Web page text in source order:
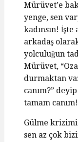
Mürüvet’e
yenge, sen
kadınsın!
arkadaş
yolculuğun
Mürüvet,
durmaktan
canım?”
tamam
Gülme
sen az çok